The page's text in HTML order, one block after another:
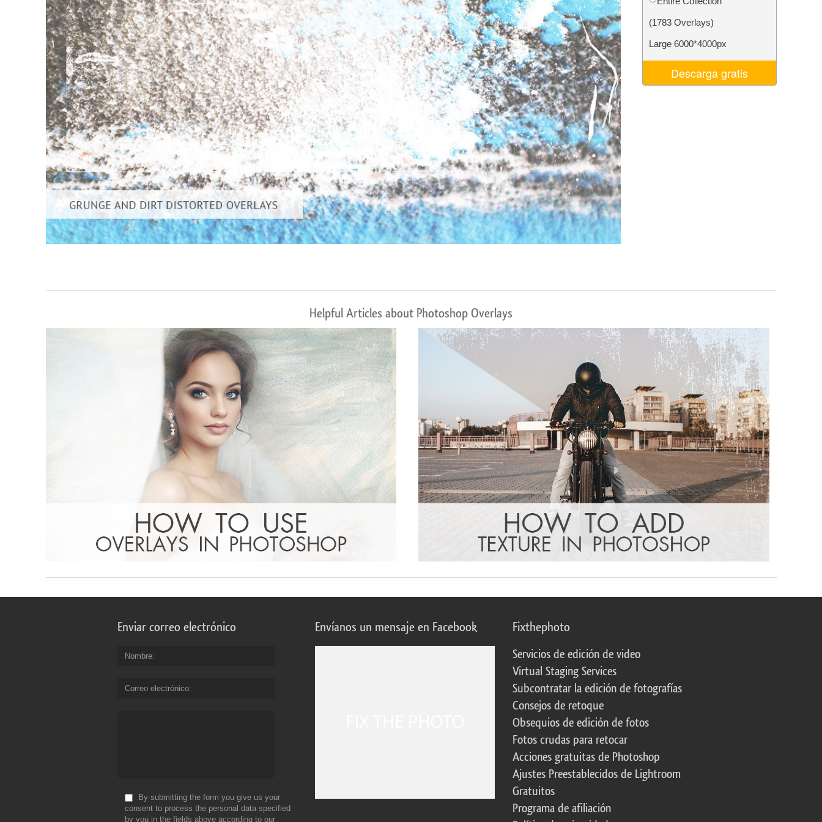
Servicios de Retoque de
Producto
Servicios de Retoque de Joyas Datos de Entrenamiento de IA Video Editing Services
(1783 Overlays)
Large 6000*4000px
Descarga gratis
Helpful Articles about Photoshop Overlays
Enviar correo electrónico
Nombre
Correo electrónico
By submitting the form you give us your
consent to process the personal data specified
by you in the fields above according to our
Envíanos un mensaje en Facebook Fixthephoto
Servicios de edición de video
Virtual Staging Services
Subcontratar la edición de fotografías
Consejos de retoque
Obsequios de edición de fotos
Fotos crudas para retocar
Acciones gratuitas de Photoshop
Ajustes Preestablecidos de Lightroom
Gratuitos
Programa de afiliación